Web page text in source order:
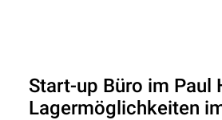
Start-up Büro im Paul
Lagermöglichkeiten